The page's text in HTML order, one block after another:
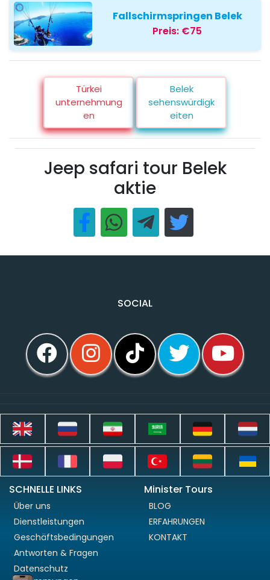
Fallschirmspringen Belek
Preis: €75
Türkei
unternehmung
en
Belek
sehenswürdigk
eiten
Jeep safari tour Belek
aktie
SOCIAL
SCHNELLE LINKS
Über uns
Dienstleistungen
Geschäftsbedingungen
Antworten & Fragen
Datenschutz
Minister Tours
BLOG
ERFAHRUNGEN
KONTAKT